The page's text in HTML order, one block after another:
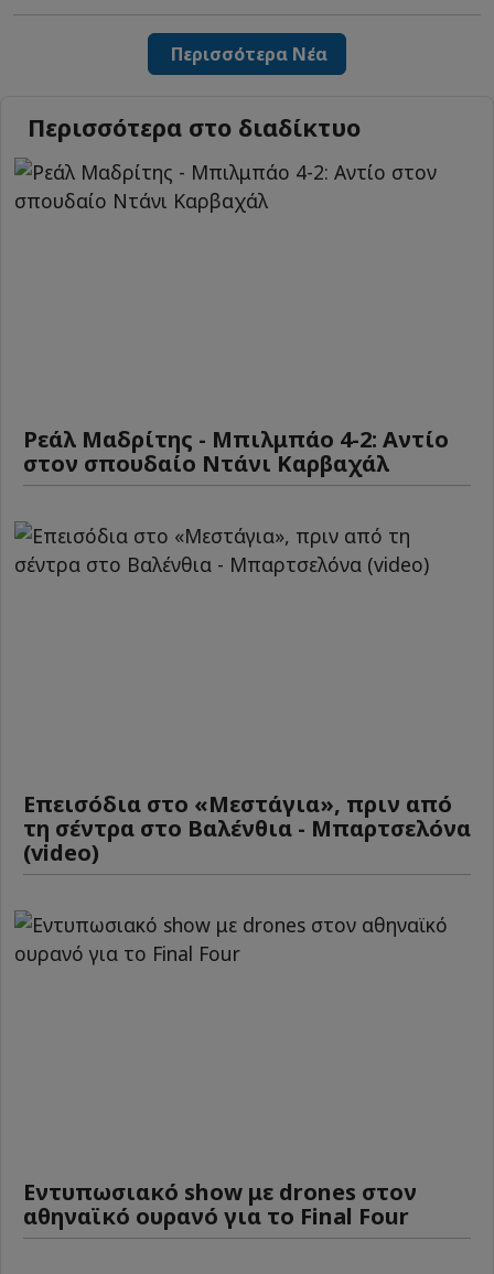
Περισσότερα Νέα
Περισσότερα στο διαδίκτυο
Ρεάλ Μαδρίτης - Μπιλμπάο 4-2: Αντίο
στον σπουδαίο Ντάνι Καρβαχάλ
Επεισόδια στο «Μεστάγια», πριν από
τη σέντρα στο Βαλένθια - Μπαρτσελόνα
(video)
Εντυπωσιακό show με drones στον
αθηναϊκό ουρανό για το Final Four